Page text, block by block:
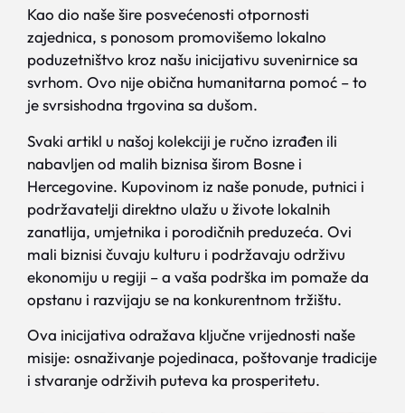
Kao dio naše šire posvećenosti otpornosti
zajednica, s ponosom promovišemo lokalno
poduzetništvo kroz našu inicijativu suvenirnice sa
svrhom. Ovo nije obična humanitarna pomoć – to
je svrsishodna trgovina sa dušom.
Svaki artikl u našoj kolekciji je ručno izrađen ili
nabavljen od malih biznisa širom Bosne i
Hercegovine. Kupovinom iz naše ponude, putnici i
podržavatelji direktno ulažu u živote lokalnih
zanatlija, umjetnika i porodičnih preduzeća. Ovi
mali biznisi čuvaju kulturu i podržavaju održivu
ekonomiju u regiji – a vaša podrška im pomaže da
opstanu i razvijaju se na konkurentnom tržištu.
Ova inicijativa odražava ključne vrijednosti naše
misije: osnaživanje pojedinaca, poštovanje tradicije
i stvaranje održivih puteva ka prosperitetu.